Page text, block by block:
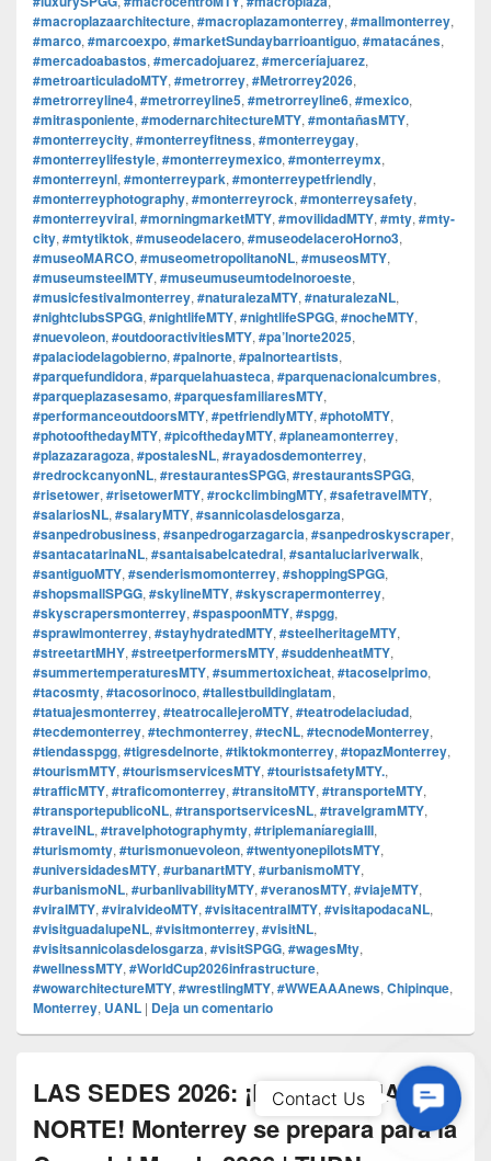
#macroplazaarchitecture, #macroplazamonterrey, #mallmonterrey,
#marco, #marcoexpo, #marketSundaybarrioantiguo, #matacánes,
#mercadoabastos, #mercadojuarez, #merceríajuarez,
#metroarticuladoMTY, #metrorrey, #Metrorrey2026,
#metrorreyline4, #metrorreyline5, #metrorreyline6, #mexico,
#mitrasponiente, #modernarchitectureMTY, #montañasMTY,
#monterreycity, #monterreyfitness, #monterreygay,
#monterreylifestyle, #monterreymexico, #monterreymx,
#monterreynl, #monterreypark, #monterreypetfriendly,
#monterreyphotography, #monterreyrock, #monterreysafety,
#monterreyviral, #morningmarketMTY, #movilidadMTY, #mty, #mty-
city, #mtytiktok, #museodelacero, #museodelaceroHorno3,
#museoMARCO, #museometropolitanoNL, #museosMTY,
#museumsteelMTY, #museumuseumtodelnoroeste,
#musicfestivalmonterrey, #naturalezaMTY, #naturalezaNL,
#nightclubsSPGG, #nightlifeMTY, #nightlifeSPGG, #nocheMTY,
#nuevoleon, #outdooractivitiesMTY, #pa’lnorte2025,
#palaciodelagobierno, #palnorte, #palnorteartists,
#parquefundidora, #parquelahuasteca, #parquenacionalcumbres,
#parqueplazasesamo, #parquesfamiliaresMTY,
#performanceoutdoorsMTY, #petfriendlyMTY, #photoMTY,
#photoofthedayMTY, #picofthedayMTY, #planeamonterrey,
#plazazaragoza, #postalesNL, #rayadosdemonterrey,
#redrockcanyonNL, #restaurantesSPGG, #restaurantsSPGG,
#risetower, #risetowerMTY, #rockclimbingMTY, #safetravelMTY,
#salariosNL, #salaryMTY, #sannicolasdelosgarza,
#sanpedrobusiness, #sanpedrogarzagarcia, #sanpedroskyscraper,
#santacatarinaNL, #santaisabelcatedral, #santaluciariverwalk,
#santiguoMTY, #senderismomonterrey, #shoppingSPGG,
#shopsmallSPGG, #skylineMTY, #skyscrapermonterrey,
#skyscrapersmonterrey, #spaspoonMTY, #spgg,
#sprawlmonterrey, #stayhydratedMTY, #steelheritageMTY,
#streetartMHY, #streetperformersMTY, #suddenheatMTY,
#summertemperaturesMTY, #summertoxicheat, #tacoselprimo,
#tacosmty, #tacosorinoco, #tallestbuildinglatam,
#tatuajesmonterrey, #teatrocallejeroMTY, #teatrodelaciudad,
#tecdemonterrey, #techmonterrey, #tecNL, #tecnodeMonterrey,
#tiendasspgg, #tigresdelnorte, #tiktokmonterrey, #topazMonterrey,
#tourismMTY, #tourismservicesMTY, #touristsafetyMTY.,
#trafficMTY, #traficomonterrey, #transitoMTY, #transporteMTY,
#transportepublicoNL, #transportservicesNL, #travelgramMTY,
#travelNL, #travelphotographymty, #triplemaníaregiaIII,
#turismomty, #turismonuevoleon, #twentyonepilotsMTY,
#universidadesMTY, #urbanartMTY, #urbanismoMTY,
#urbanismoNL, #urbanlivabilityMTY, #veranosMTY, #viajeMTY,
#viralMTY, #viralvideoMTY, #visitacentralMTY, #visitapodacaNL,
#visitguadalupeNL, #visitmonterrey, #visitNL,
#visitsannicolasdelosgarza, #visitSPGG, #wagesMty,
#wellnessMTY, #WorldCup2026infrastructure,
#wowarchitectureMTY, #wrestlingMTY, #WWEAAAnews, Chipinque,
Monterrey, UANL | Deja un comentario
LAS SEDES 2026: ¡LA SULTANA DEL
NORTE! Monterrey se prepara para la
Us
Contact Us